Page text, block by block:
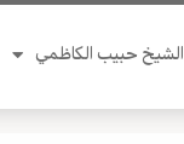
الشيخ حبيب الكاظمي